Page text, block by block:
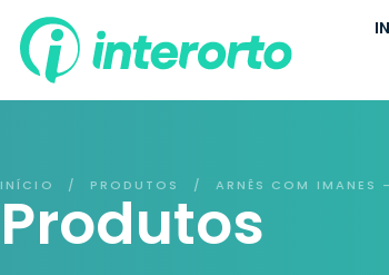
INÍCIO / PRODUTOS / ARNÊS COM IMANES
Produtos